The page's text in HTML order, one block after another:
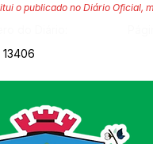
o publicado no Diário Oficial,
13406